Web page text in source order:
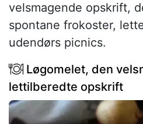
velsmagende opskrift,
spontane frokoster,
udendørs picnics.
Løgomelet, den
lettilberedte opskrift